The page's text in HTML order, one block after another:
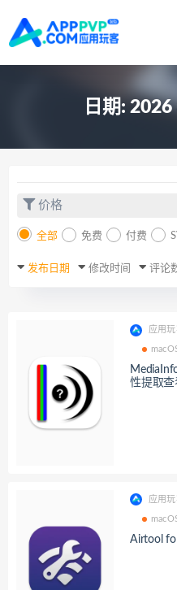
日期: 2026
价格
全部 免费 付费
发布日期 修改时间 评论
应用
性提取
应用
Airtool